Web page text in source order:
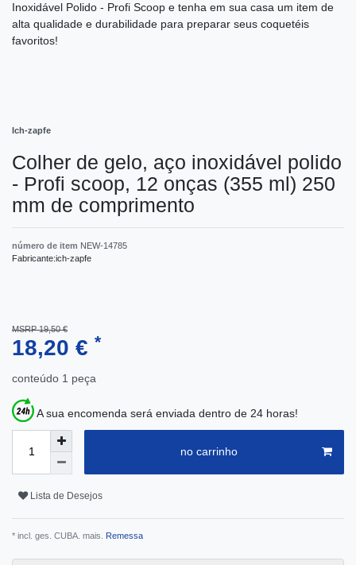
Inoxidável Polido - Profi Scoop e tenha em sua casa um item de
alta qualidade e durabilidade para preparar seus coquetéis
favoritos!
Ich-zapfe
Colher de gelo, aço inoxidável polido
- Profi scoop, 12 onças (355 ml) 250
mm de comprimento
número de item NEW-14785
Fabricante:ich-zapfe
MSRP 19,50 €
18,20 € *
conteúdo 1 peça
A sua encomenda será enviada dentro de 24 horas!
no carrinho
Lista de Desejos
* incl. ges. CUBA. mais. Remessa